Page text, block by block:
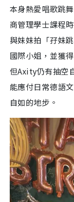
本身熱愛唱歌跳
商管理學士課程
與妹妹拍「孖妹
國際小姐，並獲
但Axity仍有抽空
能應付日常德語
自如的地步。